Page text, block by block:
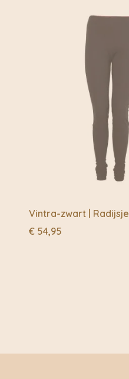
Vintra-zwart | Radijsje
€ 54,95